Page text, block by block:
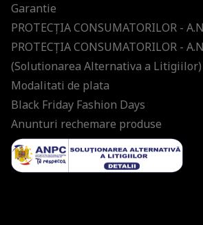
Garantie
PROTECŢIA CONSUMATORILOR -
PROTECŢIA CONSUMATORILOR -
(Solutionarea Alternativa a Litigiilor)
Modalitati de plata
Black Friday Fashion Days
Anunturi rechemare produse